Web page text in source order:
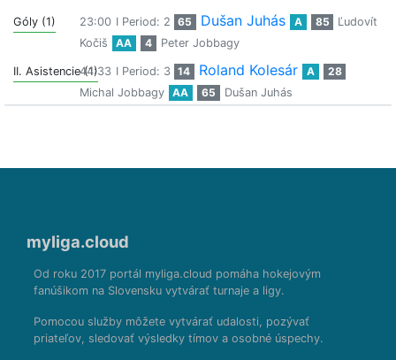
Góly (1) 23:00 I Period: 2 65 Dušan Juhás A 85
Ľudovít
Kočiš
AA 4 Peter Jobbagy
II. Asistencie (1)
44:33 I Period: 3 14 Roland Kolesár A
28
Michal Jobbagy
AA 65 Dušan Juhás
myliga.cloud
Od roku 2017 portál myliga.cloud pomáha hokejovým
fanúšikom na Slovensku vytvárať turnaje a ligy.
Pomocou služby môžete vytvárať udalosti, pozývať
priateľov, sledovať výsledky tímov a osobné úspechy.